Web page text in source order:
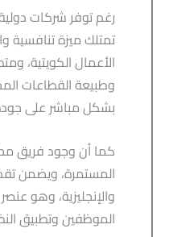
رغم توفر شركات
تمتلك ميزة تنافسية
الأعمال الكويتية،
وطبيعة القطاعات
بشكل مباشر على
كما أن وجود فريق
المستمرة، ويضمن
والإنجليزية، وهو
الموظفين وتطبيق